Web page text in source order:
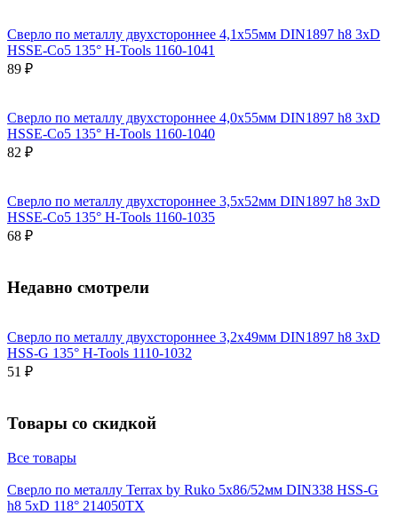
Сверло по металлу двухстороннее 4,1x55мм DIN1897 h8 3xD
HSSE-Co5 135° H-Tools 1160-1041
89 ₽
Сверло по металлу двухстороннее 4,0x55мм DIN1897 h8 3xD
HSSE-Co5 135° H-Tools 1160-1040
82 ₽
Сверло по металлу двухстороннее 3,5x52мм DIN1897 h8 3xD
HSSE-Co5 135° H-Tools 1160-1035
68 ₽
Недавно смотрели
Сверло по металлу двухстороннее 3,2x49мм DIN1897 h8 3xD
HSS-G 135° H-Tools 1110-1032
51 ₽
Товары со скидкой
Все товары
Сверло по металлу Terrax by Ruko 5x86/52мм DIN338 HSS-G
h8 5xD 118° 214050TX